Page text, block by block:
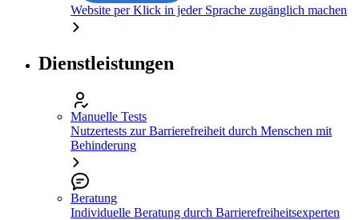
Website per Klick in jeder Sprache zugänglich machen
Dienstleistungen
Manuelle Tests
Nutzertests zur Barrierefreiheit durch Menschen mit
Behinderung
Beratung
Individuelle Beratung durch Barrierefreiheitsexperten